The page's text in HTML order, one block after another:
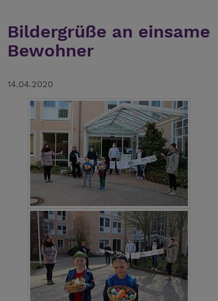
Bildergrüße an einsame
Bewohner
14.04.2020